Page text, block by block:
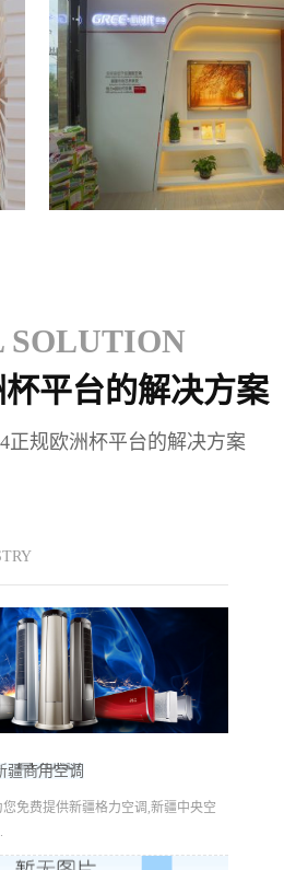
SOLUTION
杯平台的解决方案
正规欧洲杯平台的解决方案
疆商用空调
免费提供新疆格力空调,新疆中央空